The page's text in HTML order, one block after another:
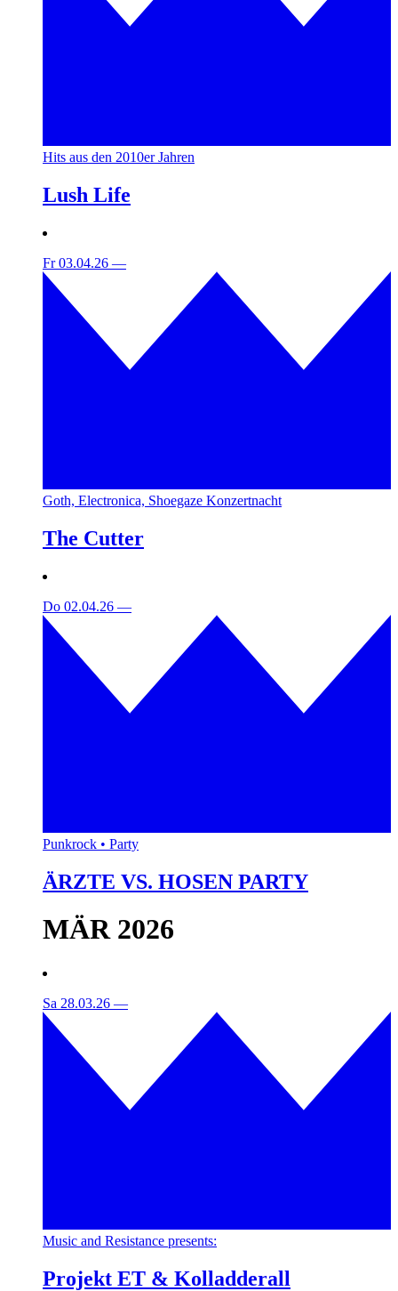
Hits aus den 2010er Jahren
Lush Life
Fr 03.04.26 —
Goth, Electronica, Shoegaze Konzertnacht
The Cutter
Do 02.04.26 —
Punkrock • Party
ÄRZTE VS. HOSEN PARTY
MÄR 2026
Sa 28.03.26 —
Music and Resistance presents:
Projekt ET & Kolladderall